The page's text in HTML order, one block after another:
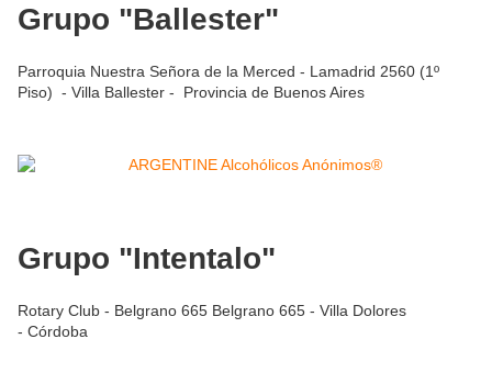
Grupo "Ballester"
Parroquia Nuestra Señora de la Merced - Lamadrid 2560 (1º
Piso) - Villa Ballester - Provincia de Buenos Aires
Grupo "Intentalo"
Rotary Club - Belgrano 665 Belgrano 665 - Villa Dolores
- Córdoba